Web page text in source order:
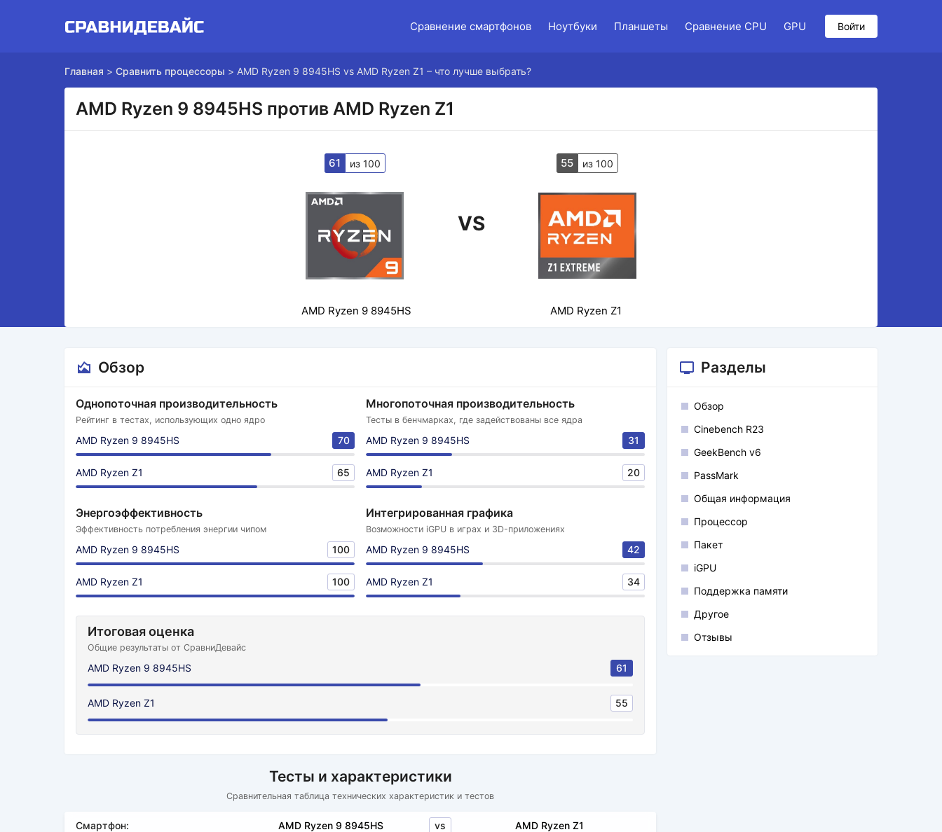
Сравнение смартфонов Ноутбуки Планшеты Сравнение CPU GPU Войти
Главная > Сравнить процессоры > AMD Ryzen 9 8945HS vs AMD Ryzen Z1 – что лучше выбрать?
AMD Ryzen 9 8945HS против AMD Ryzen Z1
61 из 100
VS
55 из 100
AMD Ryzen 9 8945HS AMD Ryzen Z1
Обзор
Однопоточная производительность
Рейтинг в тестах, использующих одно ядро
AMD Ryzen 9 8945HS 70
AMD Ryzen Z1 65
Многопоточная производительность
Тесты в бенчмарках, где задействованы все ядра
AMD Ryzen 9 8945HS 31
AMD Ryzen Z1 20
Энергоэффективность
Эффективность потребления энергии чипом
AMD Ryzen 9 8945HS 100
AMD Ryzen Z1 100
Интегрированная графика
Возможности iGPU в играх и 3D-приложениях
AMD Ryzen 9 8945HS 42
AMD Ryzen Z1 34
Итоговая оценка
Общие результаты от СравниДевайс
AMD Ryzen 9 8945HS 61
AMD Ryzen Z1 55
Тесты и характеристики
Сравнительная таблица технических характеристик и тестов
Смартфон: AMD Ryzen 9 8945HS vs AMD Ryzen Z1
Разделы
Обзор
Cinebench R23
GeekBench v6
PassMark
Общая информация
Процессор
Пакет
iGPU
Поддержка памяти
Другое
Отзывы